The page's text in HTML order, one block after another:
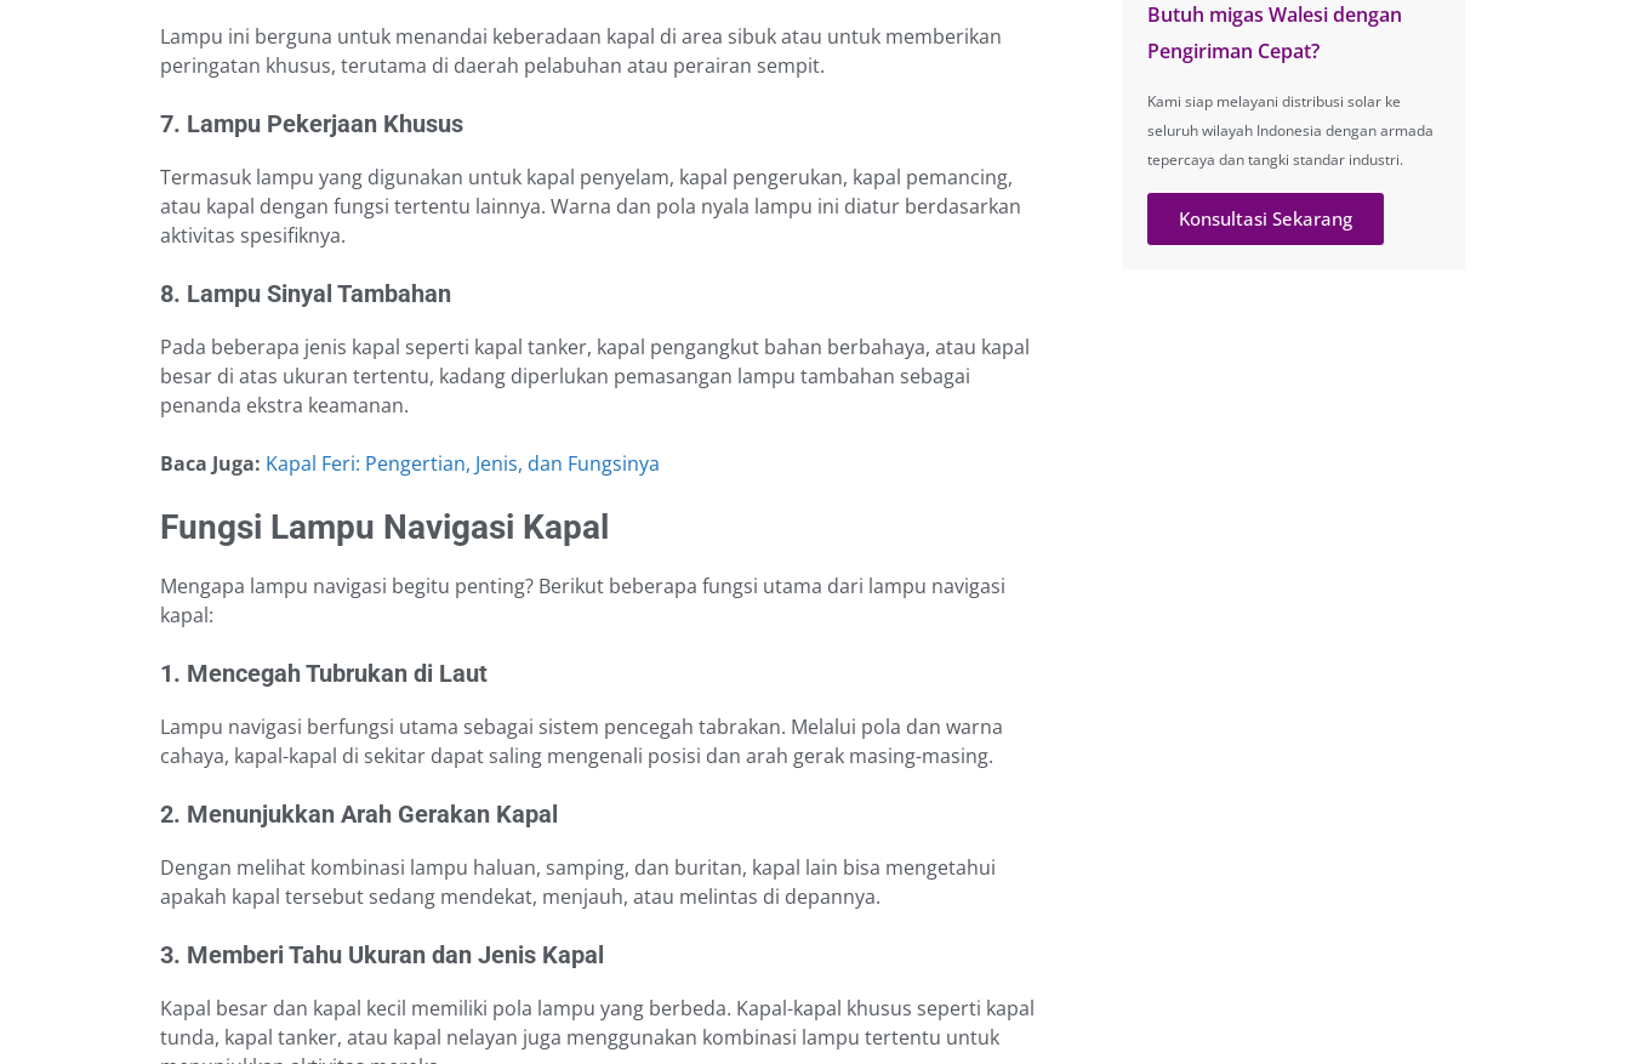
Lampu ini berguna untuk menandai keberadaan kapal di area sibuk atau untuk memberikan
peringatan khusus, terutama di daerah pelabuhan atau perairan sempit.
7. Lampu Pekerjaan Khusus
Termasuk lampu yang digunakan untuk kapal penyelam, kapal pengerukan, kapal pemancing,
atau kapal dengan fungsi tertentu lainnya. Warna dan pola nyala lampu ini diatur berdasarkan
aktivitas spesifiknya.
8. Lampu Sinyal Tambahan
Pada beberapa jenis kapal seperti kapal tanker, kapal pengangkut bahan berbahaya, atau kapal
besar di atas ukuran tertentu, kadang diperlukan pemasangan lampu tambahan sebagai
penanda ekstra keamanan.
Baca Juga: Kapal Feri: Pengertian, Jenis, dan Fungsinya
Fungsi Lampu Navigasi Kapal
Mengapa lampu navigasi begitu penting? Berikut beberapa fungsi utama dari lampu navigasi
kapal:
1. Mencegah Tubrukan di Laut
Lampu navigasi berfungsi utama sebagai sistem pencegah tabrakan. Melalui pola dan warna
cahaya, kapal-kapal di sekitar dapat saling mengenali posisi dan arah gerak masing-masing.
2. Menunjukkan Arah Gerakan Kapal
Dengan melihat kombinasi lampu haluan, samping, dan buritan, kapal lain bisa mengetahui
apakah kapal tersebut sedang mendekat, menjauh, atau melintas di depannya.
3. Memberi Tahu Ukuran dan Jenis Kapal
Kapal besar dan kapal kecil memiliki pola lampu yang berbeda. Kapal-kapal khusus seperti kapal
tunda, kapal tanker, atau kapal nelayan juga menggunakan kombinasi lampu tertentu untuk
Butuh migas Walesi dengan
Pengiriman Cepat?
Kami siap melayani distribusi solar ke
seluruh wilayah Indonesia dengan armada
tepercaya dan tangki standar industri.
Konsultasi Sekarang